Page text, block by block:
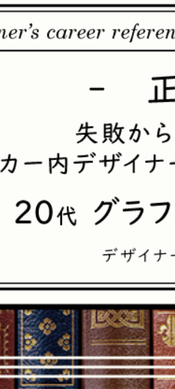
当社は個人情報取扱い
個人情報保護マネジメ
続的に改善をはかって
株式会社 ユウクリ
〒151-0073 東京都渋
メールアドレス：
電話番号：03-6712-
平成16年 2月 1日
平成23年 4月 1日 改訂
平成26年 9月10日 改訂
平成27年 6月24日 改訂
平成28年11月 1日 改訂
平成30年 7月 1日 改訂
令和6年 5月 1日 改訂
【個人情報】
株式会社ユウクリ（以
います。
・住所・氏名・電話番